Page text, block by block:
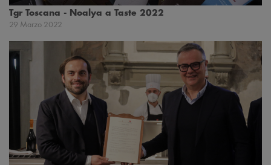
Tgr Toscana - Noalya a Taste 2022
29 Marzo 2022